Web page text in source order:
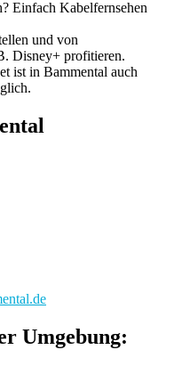
Einfach Kabelfernsehen
und von
Disney+ profitieren.
ist in Bammental auch
Umgebung: